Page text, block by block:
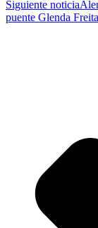
Siguiente noticia
puente Glenda